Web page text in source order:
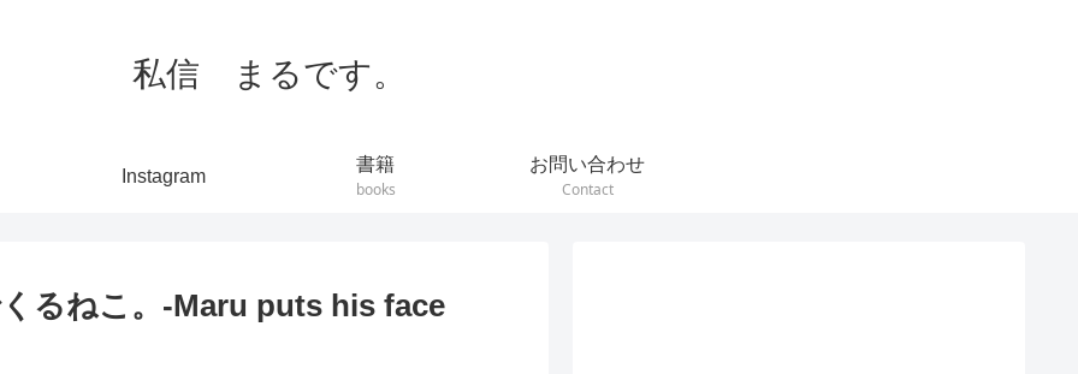
私信 まるです。
Instagram
書籍
books
お問い合わせ
Contact
るねこ。-Maru puts his face